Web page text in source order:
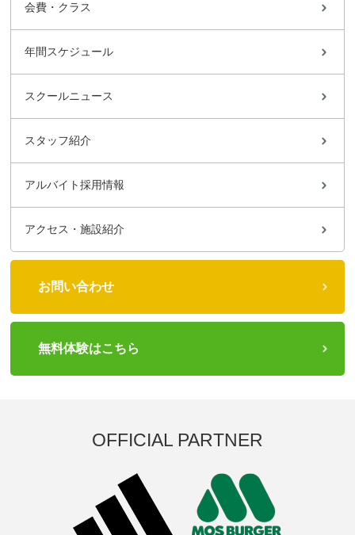
会費・クラス
年間スケジュール
スクールニュース
スタッフ紹介
アルバイト採用情報
アクセス・施設紹介
お問い合わせ
無料体験はこちら
OFFICIAL PARTNER